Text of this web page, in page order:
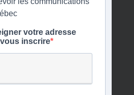
votre adresse
inscrire